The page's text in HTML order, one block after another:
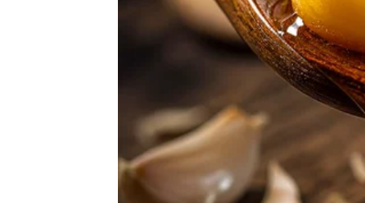
Rakovi su među najvećim sretnicima do
Poslije mnogo tuge dolazi period mira,
Sudbina vam vraća osmijeh
Pred vama su veoma nježni i sretni trenuci.